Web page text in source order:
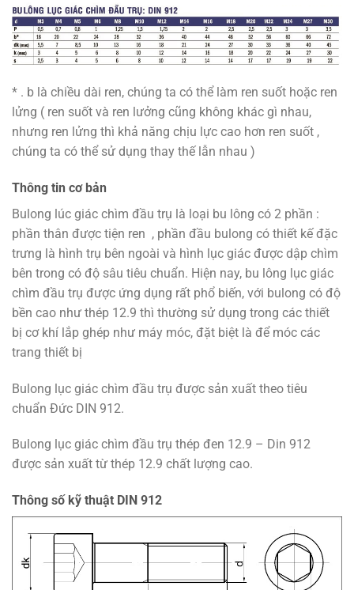
* . b là chiều dài ren, chúng ta có thể làm ren suốt hoặc ren
lửng ( ren suốt và ren lưởng cũng không khác gì nhau,
nhưng ren lửng thì khả năng chịu lực cao hơn ren suốt ,
chúng ta có thể sử dụng thay thế lẫn nhau )
Thông tin cơ bản
Bulong lúc giác chìm đầu trụ là loại bu lông có 2 phần :
phần thân được tiện ren , phần đầu bulong có thiết kế đặc
trưng là hình trụ bên ngoài và hình lục giác được dập chìm
bên trong có độ sâu tiêu chuẩn. Hiện nay, bu lông lục giác
chìm đầu trụ được ứng dụng rất phổ biến, với bulong có độ
bền cao như thép 12.9 thì thường sử dụng trong các thiết
bị cơ khí lắp ghép như máy móc, đặt biệt là để móc các
trang thiết bị
Bulong lục giác chìm đầu trụ được sản xuất theo tiêu
chuẩn Đức DIN 912.
Bulong lục giác chìm đầu trụ thép đen 12.9 – Din 912
được sản xuất từ thép 12.9 chất lượng cao.
Thông số kỹ thuật DIN 912